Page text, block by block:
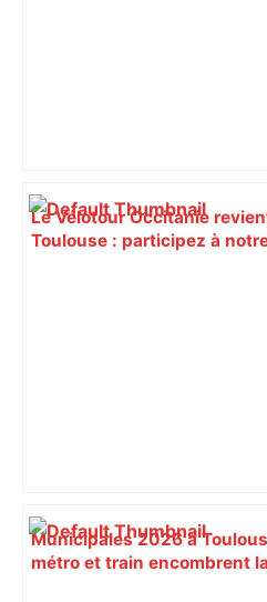
Le Vélotour Occitanie
Toulouse : participez à
Municipales 2026 à
métro et train encombrent